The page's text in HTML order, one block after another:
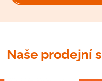
Naše prodejní